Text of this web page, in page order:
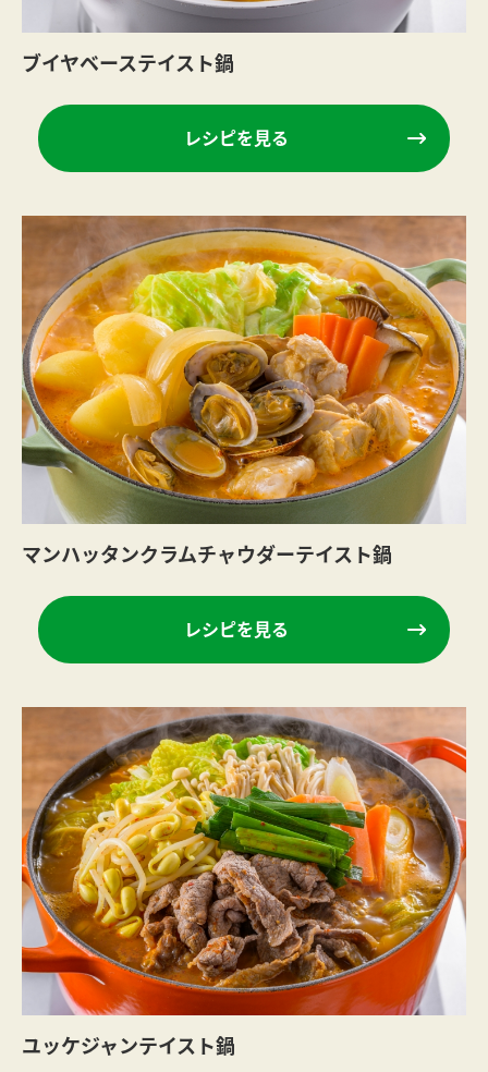
ブイヤベーステイスト鍋
レシピを見る
マンハッタンクラムチャウダーテイスト鍋
レシピを見る
ユッケジャンテイスト鍋